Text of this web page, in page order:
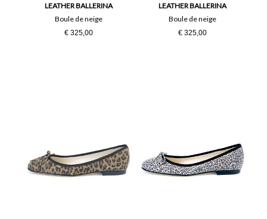
LEATHER BALLERINA
Boule de neige
€ 325,00
LEATHER BALLERINA
Boule de neige
€ 325,00